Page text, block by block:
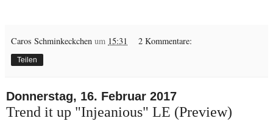
Caros Schminkeckchen um 15:31 2 Kommentare:
Teilen
Donnerstag, 16. Februar 2017
Trend it up "Injeanious" LE (Preview)